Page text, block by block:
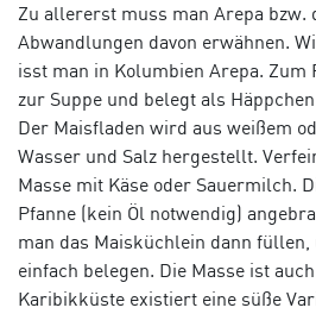
Zu allererst muss man Arepa bzw.
Abwandlungen davon erwähnen.
isst man in Kolumbien Arepa. Zum
zur Suppe und belegt als
Der Maisfladen wird aus weißem
Wasser und Salz hergestellt.
Masse mit Käse oder Sauermilch.
Pfanne (kein Öl notwendig)
man das Maisküchlein dann
einfach belegen. Die Masse ist
Karibikküste existiert eine süße